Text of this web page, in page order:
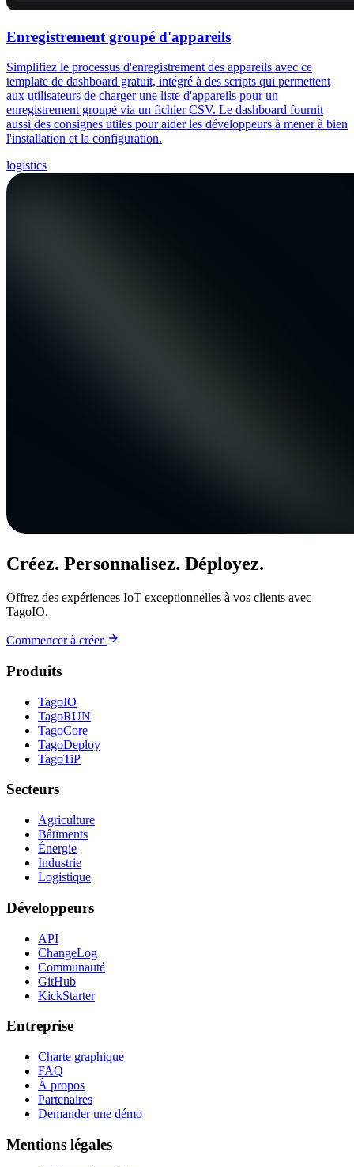
Enregistrement groupé d'appareils
Simplifiez le processus d'enregistrement des appareils avec ce
template de dashboard gratuit, intégré à des scripts qui permettent
aux utilisateurs de charger une liste d'appareils pour un
enregistrement groupé via un fichier CSV. Le dashboard fournit
aussi des consignes utiles pour aider les développeurs à mener à bien
l'installation et la configuration.
logistics
Créez. Personnalisez. Déployez.
Offrez des expériences IoT exceptionnelles à vos clients avec
TagoIO.
Commencer à créer
Produits
TagoIO
TagoRUN
TagoCore
TagoDeploy
TagoTiP
Secteurs
Agriculture
Bâtiments
Énergie
Industrie
Logistique
Développeurs
API
ChangeLog
Communauté
GitHub
KickStarter
Entreprise
Charte graphique
FAQ
À propos
Partenaires
Demander une démo
Mentions légales